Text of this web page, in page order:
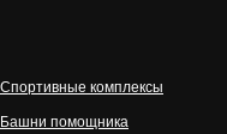
Спортивные комплексы
Башни помощника